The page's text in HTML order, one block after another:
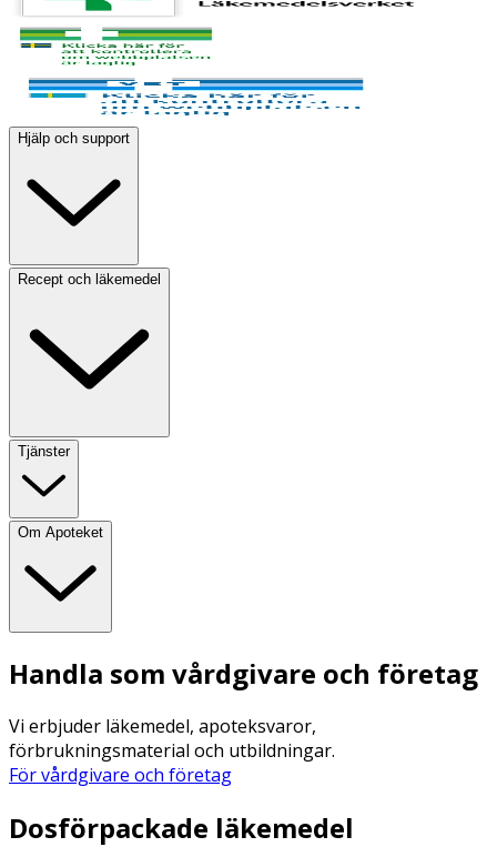
Hjälp och support
Recept och läkemedel
Tjänster
Om Apoteket
Handla som vårdgivare och företag
Vi erbjuder läkemedel, apoteksvaror,
förbrukningsmaterial och utbildningar.
För vårdgivare och företag
Dosförpackade läkemedel